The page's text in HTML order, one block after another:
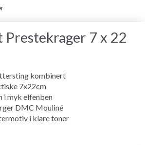
7 x 22
kombinert
7x22cm
i myk elfenben
DMC Mouliné
i klare toner